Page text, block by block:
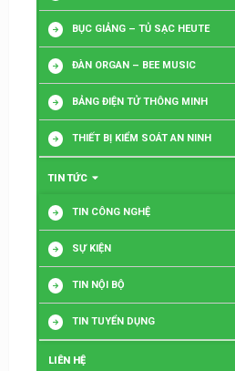
BỤC GIẢNG – TỦ SẠC HEUTE
ĐÀN ORGAN – BEE MUSIC
BẢNG ĐIỆN TỬ THÔNG MINH
THIẾT BỊ KIỂM SOÁT AN NINH
TIN TỨC
TIN CÔNG NGHỆ
SỰ KIỆN
TIN NỘI BỘ
TIN TUYỂN DỤNG
LIÊN HỆ